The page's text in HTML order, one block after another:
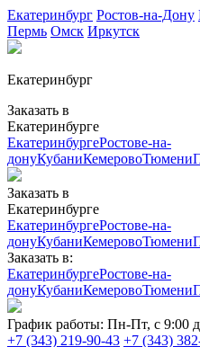
Екатеринбург Ростов-на-Дону
Пермь Омск Иркутск
Екатеринбург
Заказать в
Екатеринбурге
ЕкатеринбургеРостове-на-
донуКубаниКемеровоТюмени
Заказать в
Екатеринбурге
ЕкатеринбургеРостове-на-
донуКубаниКемеровоТюмени
Заказать в:
ЕкатеринбургеРостове-на-
донуКубаниКемеровоТюмени
График работы: Пн-Пт, с 9:00
+7 (343) 219-90-43 +7 (343)